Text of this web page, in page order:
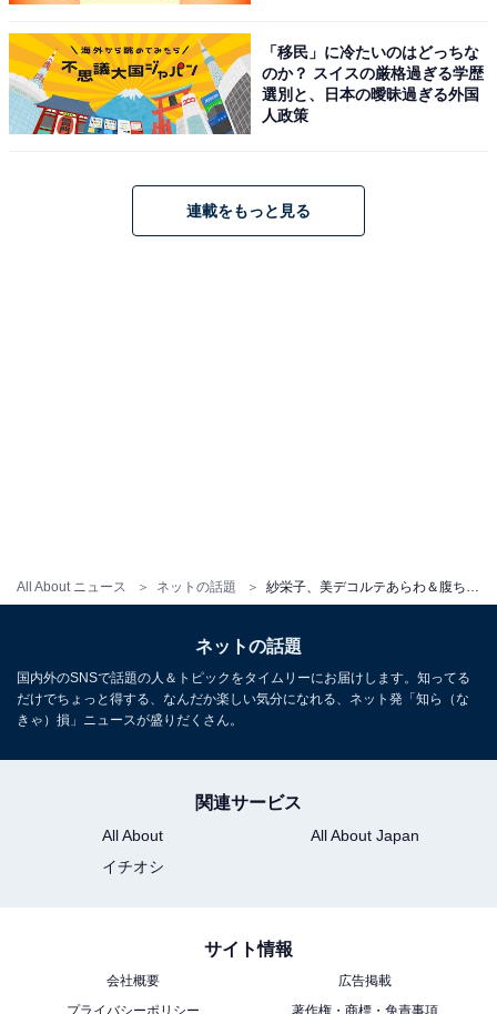
All About ニュース ネットの話題 紗栄子、美デコルテあらわ＆腹ちらタンクトップ姿披露！ 「か、か、かわいいぃぃぃ」「セクシーです」
「移民」に冷たいのはどっちな
のか？ スイスの厳格過ぎる学歴
選別と、日本の曖昧過ぎる外国
人政策
連載をもっと見る
ネットの話題
国内外のSNSで話題の人＆トピックをタイムリーにお届けします。知ってる
だけでちょっと得する、なんだか楽しい気分になれる、ネット発「知ら（な
きゃ）損」ニュースが盛りだくさん。
関連サービス
All About
All About Japan
イチオシ
サイト情報
会社概要
広告掲載
プライバシーポリシー
著作権・商標・免責事項